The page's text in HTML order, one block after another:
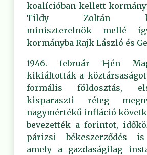
koalícióban kellett
Tildy Zoltán
miniszterelnök mellé
kormányba Rajk László és
1946. február 1-jén
kikiáltották a
formális földosztás,
kisparaszti réteg
nagymértékű infláció
bevezették a forintot,
párizsi békeszerződés
amely a gazdaságilag